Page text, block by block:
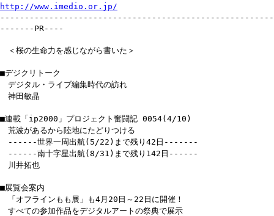
http://www.imedio.or.jp/
--------------------------------------------------------
-------PR----
＜桜の生命力を感じながら書いた＞
■デジクリトーク
デジタル・ライブ編集時代の訪れ
神田敏晶
■連載「ip2000」プロジェクト奮闘記 0054(4/10)
荒波があるから陸地にたどりつける
------世界一周出航(5/22)まで残り42日-------
------南十字星出航(8/31)まで残り142日------
川井拓也
■展覧会案内
「オフラインもも展」も4月20日～22日に開催！
すべての参加作品をデジタルアートの祭典で展示